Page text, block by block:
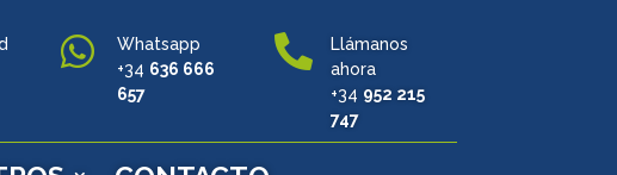

Whatsapp
+34 636 666
657

Llámanos
ahora
+34 952 215
747